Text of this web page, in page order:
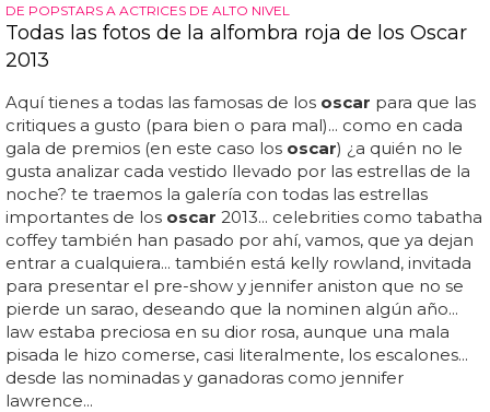
DE POPSTARS A ACTRICES DE ALTO NIVEL
Todas las fotos de la alfombra roja de los Oscar
2013
Aquí tienes a todas las famosas de los oscar para que las
critiques a gusto (para bien o para mal)... como en cada
gala de premios (en este caso los oscar) ¿a quién no le
gusta analizar cada vestido llevado por las estrellas de la
noche? te traemos la galería con todas las estrellas
importantes de los oscar 2013... celebrities como tabatha
coffey también han pasado por ahí, vamos, que ya dejan
entrar a cualquiera... también está kelly rowland, invitada
para presentar el pre-show y jennifer aniston que no se
pierde un sarao, deseando que la nominen algún año...
law estaba preciosa en su dior rosa, aunque una mala
pisada le hizo comerse, casi literalmente, los escalones...
desde las nominadas y ganadoras como jennifer
lawrence...